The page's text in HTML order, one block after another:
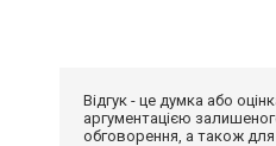
Відгук - це думка або
аргументацією
обговорення, а також